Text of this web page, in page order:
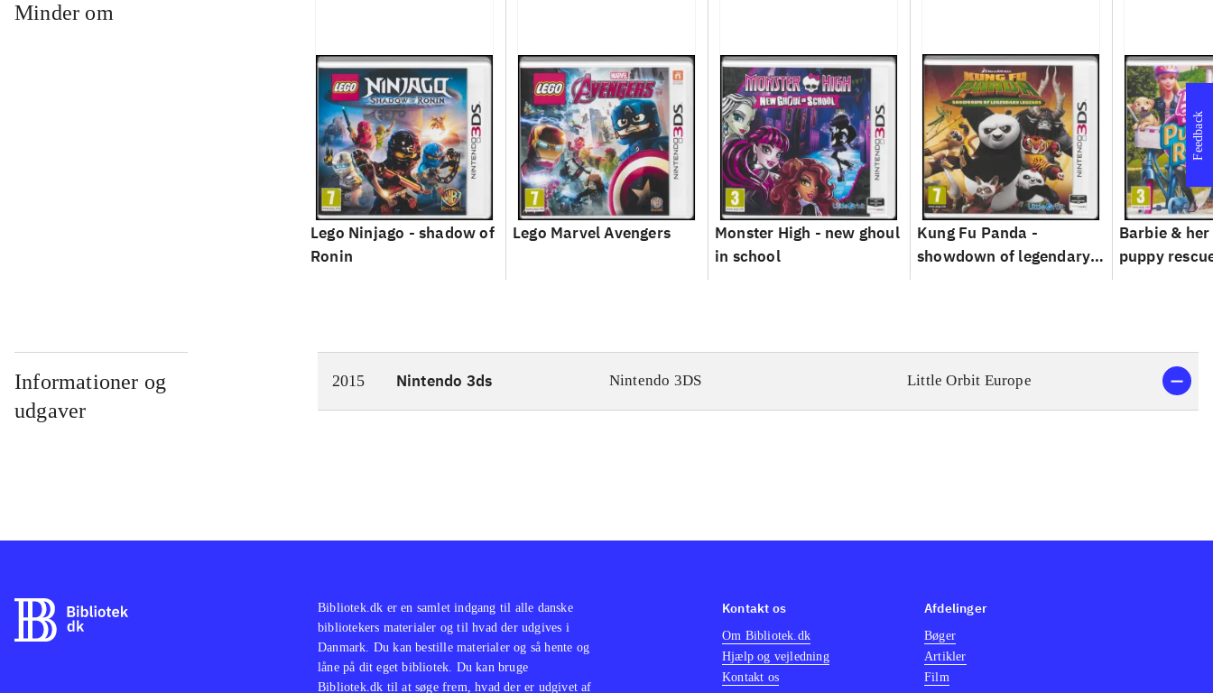
Minder om
Lego Ninjago - shadow of
Ronin
Lego Marvel Avengers
Monster High - new ghoul
in school
Kung Fu Panda -
showdown of legendary
Barbie &
puppy
Informationer og
udgaver
2015 Nintendo 3ds Nintendo 3DS Little Orbit Europe
Feedback
Bibliotek.dk er en samlet indgang til alle danske
bibliotekers materialer og til hvad der udgives i
Danmark. Du kan bestille materialer og så hente og
låne på dit eget bibliotek. Du kan bruge
Bibliotek.dk til at søge frem, hvad der er udgivet af
Kontakt os
Om Bibliotek.dk
Hjælp og vejledning
Kontakt os
Afdelinger
Bøger
Artikler
Film